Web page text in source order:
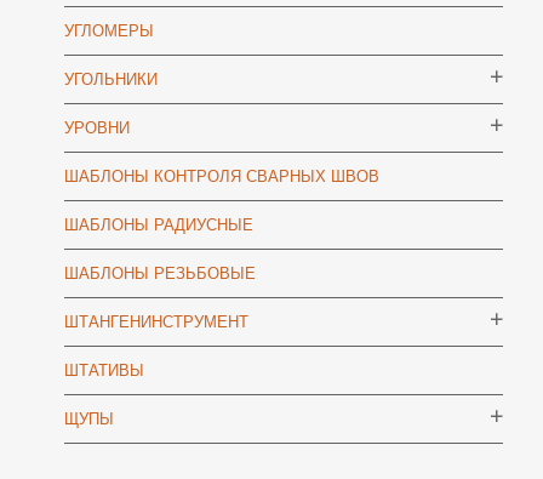
УГЛОМЕРЫ
УГОЛЬНИКИ
УРОВНИ
ШАБЛОНЫ КОНТРОЛЯ СВАРНЫХ ШВОВ
ШАБЛОНЫ РАДИУСНЫЕ
ШАБЛОНЫ РЕЗЬБОВЫЕ
ШТАНГЕНИНСТРУМЕНТ
ШТАТИВЫ
ЩУПЫ